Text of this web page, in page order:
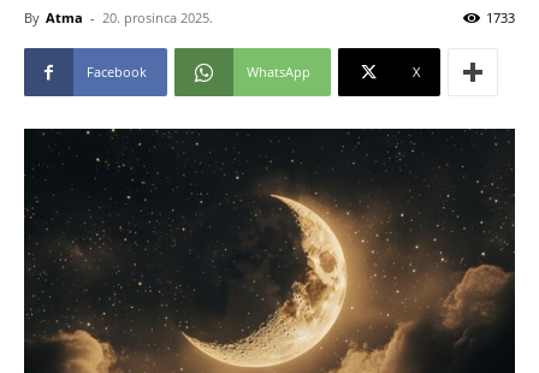
By Atma - 20. prosinca 2025. 1733
Facebook WhatsApp X